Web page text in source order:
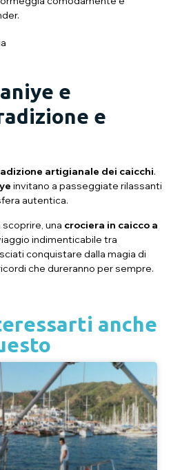
e
e
artigianale dei caicchi.
invitano a passeggiate rilassanti
autentica.
una crociera in caicco a
indimenticabile tra
conquistare dalla magia di
che dureranno per sempre.
anche